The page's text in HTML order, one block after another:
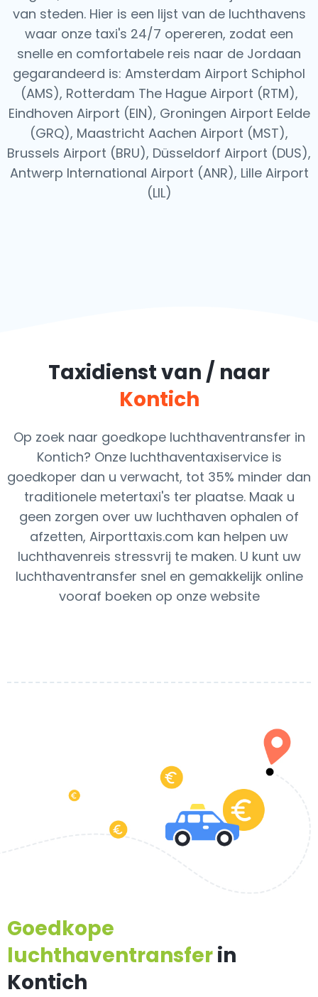
van steden. Hier is een lijst van de luchthavens
waar onze taxi's 24/7 opereren, zodat een
snelle en comfortabele reis naar de Jordaan
gegarandeerd is: Amsterdam Airport Schiphol
(AMS), Rotterdam The Hague Airport (RTM),
Eindhoven Airport (EIN), Groningen Airport Eelde
(GRQ), Maastricht Aachen Airport (MST),
Brussels Airport (BRU), Düsseldorf Airport (DUS),
Antwerp International Airport (ANR), Lille Airport
(LIL)
Taxidienst van / naar
Kontich
Op zoek naar goedkope luchthaventransfer in
Kontich? Onze luchthaventaxiservice is
goedkoper dan u verwacht, tot 35% minder dan
traditionele metertaxi's ter plaatse. Maak u
geen zorgen over uw luchthaven ophalen of
afzetten, Airporttaxis.com kan helpen uw
luchthavenreis stressvrij te maken. U kunt uw
luchthaventransfer snel en gemakkelijk online
vooraf boeken op onze website
Goedkope
luchthaventransferin
Kontich